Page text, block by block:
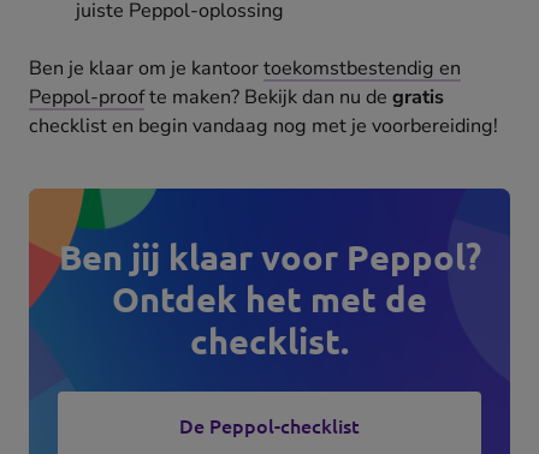
juiste Peppol-oplossing
Ben je klaar om je kantoortoekomstbestendig en
Peppol-proofte maken? Bekijk dan nu de gratis
checklist en begin vandaag nog met je voorbereiding!
Ben jij klaar voor Peppol?
Ontdek het met de
checklist.
De Peppol-checklist
(opens